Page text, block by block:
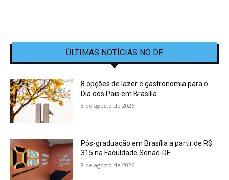
ÚLTIMAS NOTÍCIAS NO DF
8 opções de lazer e gastronomia para o
Dia dos Pais em Brasília
8 de agosto de 2026
Pós-graduação em Brasília a partir de R$
315 na Faculdade Senac-DF
8 de agosto de 2026